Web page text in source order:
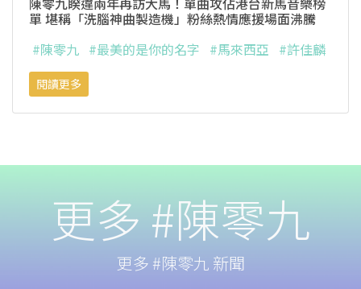
單 堪稱「洗腦神曲製造機」粉絲熱情應援場面沸騰
#陳零九 #最美的是你的名字 #馬來西亞 #許佳麟
閱讀更多
更多 #陳零九
更多 #陳零九 新聞